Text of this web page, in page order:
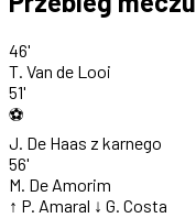
46'
T. Van de Looi
51'
⚽
J. De Haas z karnego
56'
M. De Amorim
↑ P. Amaral ↓ G. Costa